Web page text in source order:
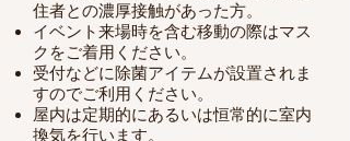
住者との濃厚接触があった方。
イベント来場時を含む移動の際はマス
クをご着用ください。
受付などに除菌アイテムが設置されま
すのでご利用ください。
屋内は定期的にあるいは恒常的に室内
換気を行います。